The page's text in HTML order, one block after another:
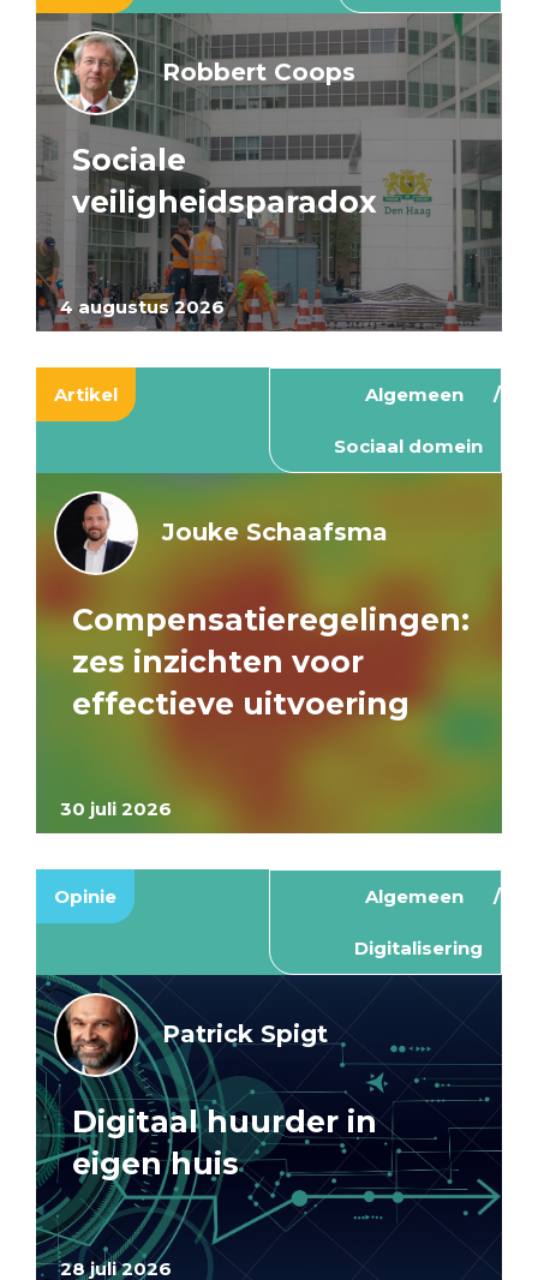
4 augustus 2026
Robbert Coops
Sociale
veiligheidsparadox
Artikel Algemeen
Sociaal domein
30 juli 2026
Jouke Schaafsma
Compensatieregelingen:
zes inzichten voor
effectieve uitvoering
Opinie Algemeen
Digitalisering
28 juli 2026
Patrick Spigt
Digitaal huurder in
eigen huis